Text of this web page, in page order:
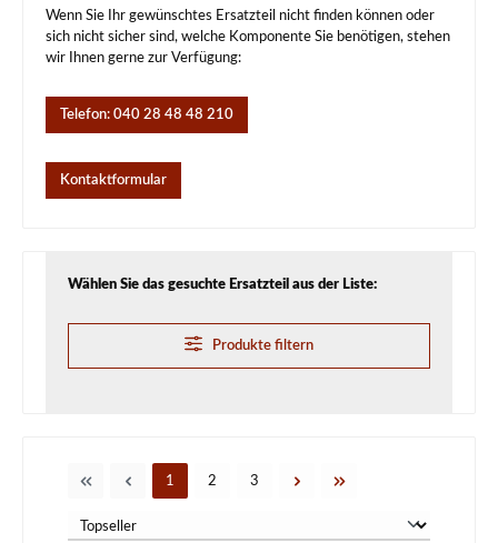
Wenn Sie Ihr gewünschtes Ersatzteil nicht finden können oder
sich nicht sicher sind, welche Komponente Sie benötigen, stehen
wir Ihnen gerne zur Verfügung:
Telefon: 040 28 48 48 210
Kontaktformular
Wählen Sie das gesuchte Ersatzteil aus der Liste:
Produkte filtern
Seite
1 Seite
2 Seite
3